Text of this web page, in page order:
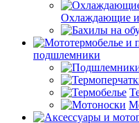
Охлаждающие
подшлемники